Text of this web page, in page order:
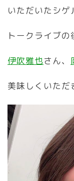
いただいたシ
トークライブ
伊吹雅也さん、
美味しくいた